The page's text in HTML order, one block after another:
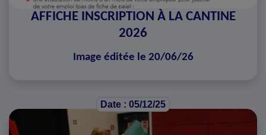
AFFICHE INSCRIPTION À LA CANTINE
2026
Image éditée le 20/06/26
Date : 05/12/25